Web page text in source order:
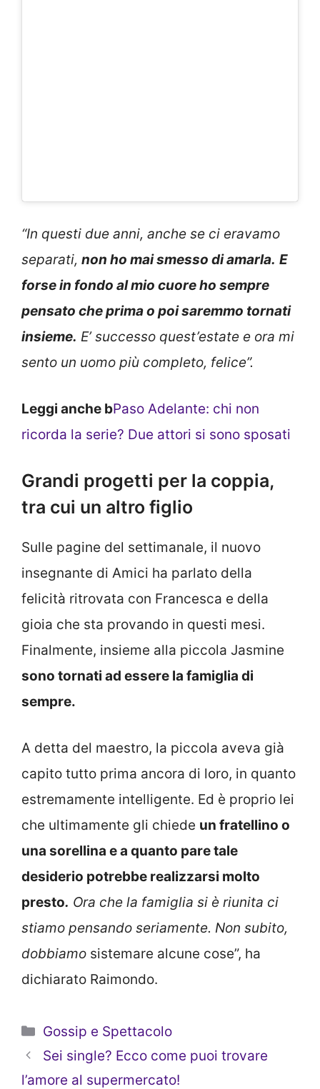
“In questi due anni, anche se ci eravamo
separati, non ho mai smesso di amarla. E
forse in fondo al mio cuore ho sempre
pensato che prima o poi saremmo tornati
insieme. E’ successo quest’estate e ora mi
sento un uomo più completo, felice”.
Leggi anche bPaso Adelante: chi non
ricorda la serie? Due attori si sono sposati
Grandi progetti per la coppia,
tra cui un altro figlio
Sulle pagine del settimanale, il nuovo
insegnante di Amici ha parlato della
felicità ritrovata con Francesca e della
gioia che sta provando in questi mesi.
Finalmente, insieme alla piccola Jasmine
sono tornati ad essere la famiglia di
sempre.
A detta del maestro, la piccola aveva già
capito tutto prima ancora di loro, in quanto
estremamente intelligente. Ed è proprio lei
che ultimamente gli chiede un fratellino o
una sorellina e a quanto pare tale
desiderio potrebbe realizzarsi molto
presto. Ora che la famiglia si è riunita ci
stiamo pensando seriamente. Non subito,
dobbiamo sistemare alcune cose”, ha
dichiarato Raimondo.
Categorie
Gossip e Spettacolo
Sei single? Ecco come puoi trovare
l’amore al supermercato!